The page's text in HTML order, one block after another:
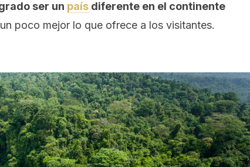
ser un país diferente en el continente
poco mejor lo que ofrece a los visitantes.